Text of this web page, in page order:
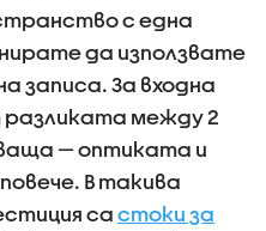
с една
да използвате
записа. За входна
между 2
— оптиката и
В такива
са стоки за